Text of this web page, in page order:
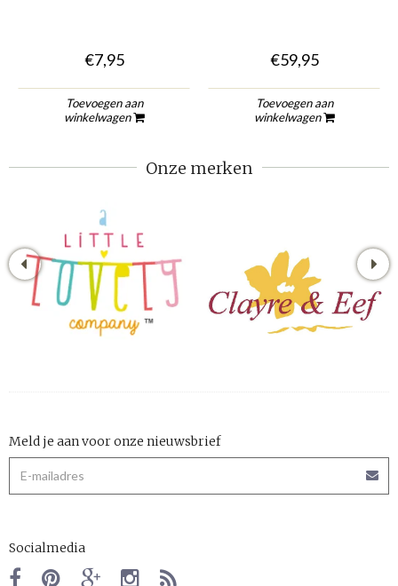
€7,95
Toevoegen aan
winkelwagen
€59,95
Toevoegen aan
winkelwagen
Onze merken
Meld je aan voor onze nieuwsbrief
Socialmedia